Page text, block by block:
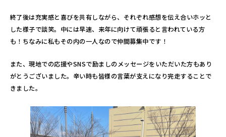
終了後は充実感と喜びを共有しながら、それぞれ感想を伝え合いホッと
した様子で談笑。中には早速、来年に向けて頑張ると言われている方
も！ちなみに私もその内の一人なので仲間募集中です！
また、現地での応援やSNSで励ましのメッセージをいただいた方もあり
がとうございました。辛い時も皆様の言葉が支えになり完走することで
きました。